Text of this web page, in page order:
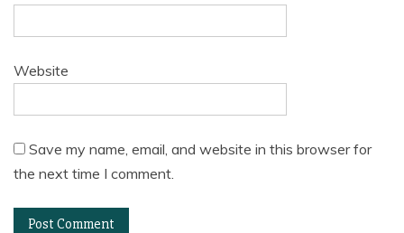
Website
Save my name, email, and website in this browser for
the next time I comment.